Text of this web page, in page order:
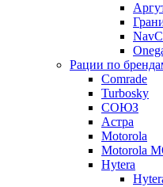
Рации по
Comrade
Turbosky
СОЮЗ
Астра
Motorola
Motorola
Hytera